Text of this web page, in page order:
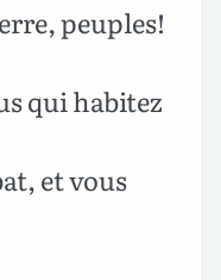
peuples!
qui habitez
et vous